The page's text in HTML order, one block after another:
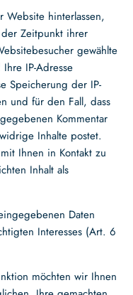
Website hinterlassen,
Zeitpunkt ihrer
gewählte
IP-Adresse
Speicherung der IP-
und für den Fall, dass
Kommentar
Inhalte postet.
Ihnen in Kontakt zu
Inhalt als
Daten
Interesses (Art. 6
möchten wir Ihnen